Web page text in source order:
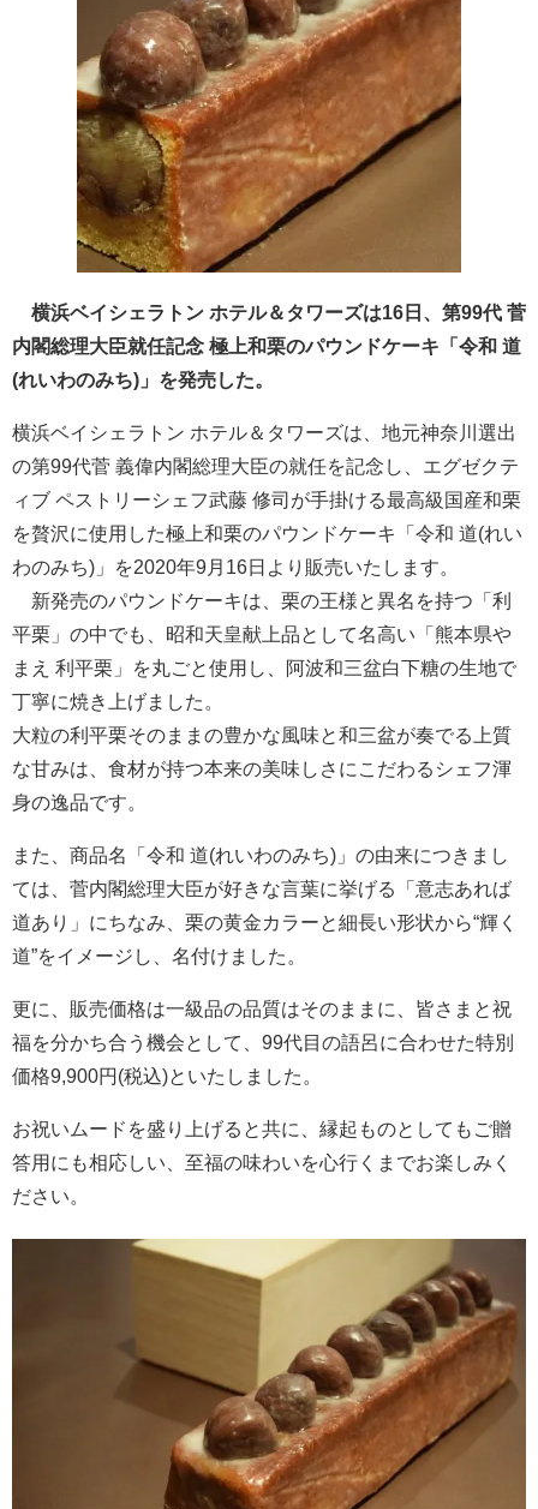
​ 横浜ベイシェラトン ホテル＆タワーズは16日、第99代 菅
内閣総理大臣就任記念 極上和栗のパウンドケーキ「令和 道
(れいわのみち)」を発売した。
​横浜ベイシェラトン ホテル＆タワーズは、地元神奈川選出
の第99代菅 義偉内閣総理大臣の就任を記念し、エグゼクテ
ィブ ペストリーシェフ武藤 修司が手掛ける最高級国産和栗
を贅沢に使用した極上和栗のパウンドケーキ「令和 道(れい
わのみち)」を2020年9月16日より販売いたします。
新発売のパウンドケーキは、栗の王様と異名を持つ「利
平栗」の中でも、昭和天皇献上品として名高い「熊本県や
まえ 利平栗」を丸ごと使用し、阿波和三盆白下糖の生地で
丁寧に焼き上げました。
大粒の利平栗そのままの豊かな風味と和三盆が奏でる上質
な甘みは、食材が持つ本来の美味しさにこだわるシェフ渾
身の逸品です。
また、商品名「令和 道(れいわのみち)」の由来につきまし
ては、菅内閣総理大臣が好きな言葉に挙げる「意志あれば
道あり」にちなみ、栗の黄金カラーと細長い形状から“輝く
道”をイメージし、名付けました。
更に、販売価格は一級品の品質はそのままに、皆さまと祝
福を分かち合う機会として、99代目の語呂に合わせた特別
価格9,900円(税込)といたしました。
お祝いムードを盛り上げると共に、縁起ものとしてもご贈
答用にも相応しい、至福の味わいを心行くまでお楽しみく
ださい。